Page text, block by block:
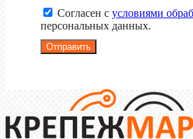
Согласен с условиями
персональных данных.
Отправить